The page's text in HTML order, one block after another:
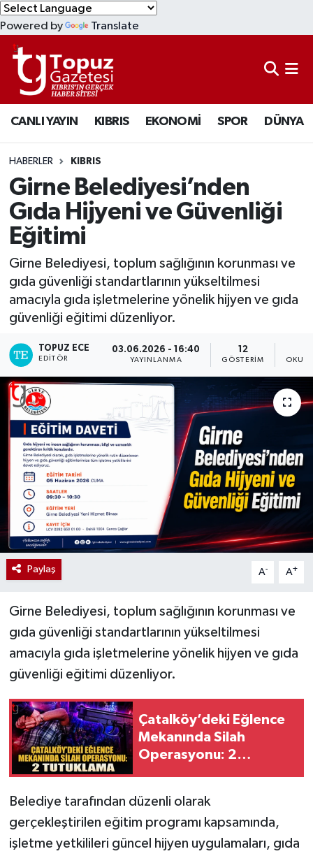
Powered by Translate
CANLI YAYIN KIBRIS EKONOMİ SPOR DÜNYA
HABERLER KIBRIS
Girne Belediyesi’nden
Gıda Hijyeni ve Güvenliği
Eğitimi
Girne Belediyesi, toplum sağlığının korunması ve
gıda güvenliği standartlarının yükseltilmesi
amacıyla gıda işletmelerine yönelik hijyen ve gıda
güvenliği eğitimi düzenliyor.
TOPUZ ECE
EDITÖR
03.06.2026 - 16:40
YAYINLANMA
12
GÖSTERIM
Paylaş A- A+
Girne Belediyesi, toplum sağlığının korunması ve
gıda güvenliği standartlarının yükseltilmesi
amacıyla gıda işletmelerine yönelik hijyen ve gıda
güvenliği eğitimi düzenliyor.
Çatalköy’deki Eğlence
Mekanında Silah
Operasyonu: 2
Belediye tarafından düzenli olarak
gerçekleştirilen eğitim programı kapsamında,
işletme yetkilileri güncel hijyen uygulamaları, gıda
KIBRIS
DÜNYA
EKONOMİ
MAGAZİN
SAĞLIK
SPOR
TEKNOLOJİ
TÜRKİYE
Lefkoşa Nöbetçi Eczaneler
Lefkoşa Hava Durumu
Lefkoşa Trafik Yoğunluk Haritası
Süper Lig Puan Durumu ve Fikstür
Tüm Manşetler
Son Dakika Haberleri
Haber Arşivi